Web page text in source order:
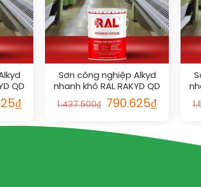
QD
₫
Sơn công nghiệp Alkyd
nhanh khô RAL RAKYD QD
1019
1.437.500₫ 790.625₫